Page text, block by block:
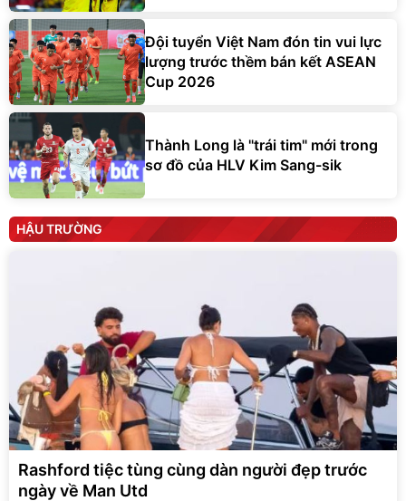
Đội tuyển Việt Nam đón tin vui lực
lượng trước thềm bán kết ASEAN
Cup 2026
Thành Long là "trái tim" mới trong
sơ đồ của HLV Kim Sang-sik
HẬU TRƯỜNG
Rashford tiệc tùng cùng dàn người đẹp trước
ngày về Man Utd